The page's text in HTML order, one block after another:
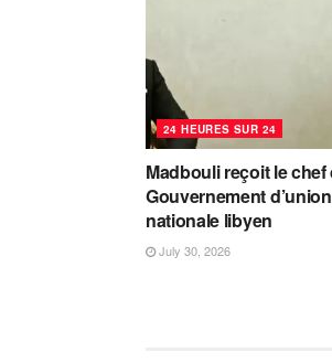
24 HEURES SUR 24
Madbouli reçoit le chef
Gouvernement d’union
nationale libyen
July 30, 2026